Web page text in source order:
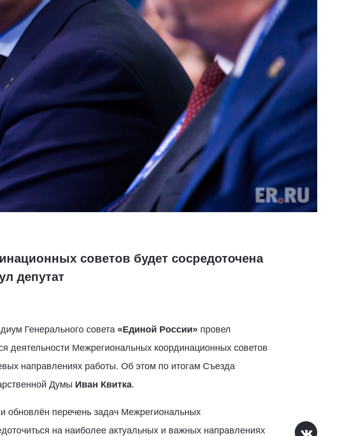
советов будет сосредоточена
депутат
Генерального совета «Единой России»провел
деятельности Межрегиональных координационных советов
направлениях работы. Об этом по итогам Съезда
Думы Иван Квитка.
обновлён перечень задач Межрегиональных
на наиболее актуальных и важных направлениях